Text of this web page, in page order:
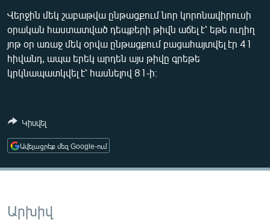
ՏՏ ԵՒ ԻՆՏԵՐՆԵՏ
ԿՈՐՈՆԱՎԻՐՈՒՍ
ԱՐԽԻՎ
ԲԱՆԱՎԵՃ
ՁԳՏԵԼՈՎ ԼԱՎԱԳՈՒՅՆԻՆ
English
Auto 270p 360p
360p
404p
Վերջին մեկ շաբաթվա ընթացքում նոր կորոնավիրուսի
օրական հաստատված դեպքերի թիվն աճել է՝ եթե ուղիղ
յոթ օր առաջ մեկ օրվա ընթացքում բացահայտվել էր 41
հիվանդ, ապա երեկ արդեն այս թիվը գրեթե
կրկնապատկվել է՝ հասնելով 81-ի։
Կիսվել
Ավելացրեք մեզ Google-ում
Արխիվ